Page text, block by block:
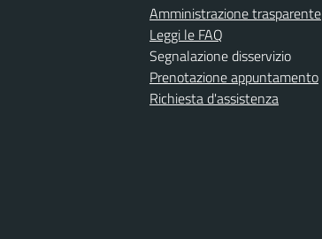
Amministrazione trasparente
Leggi le FAQ
Segnalazione disservizio
Prenotazione appuntamento
Richiesta d'assistenza